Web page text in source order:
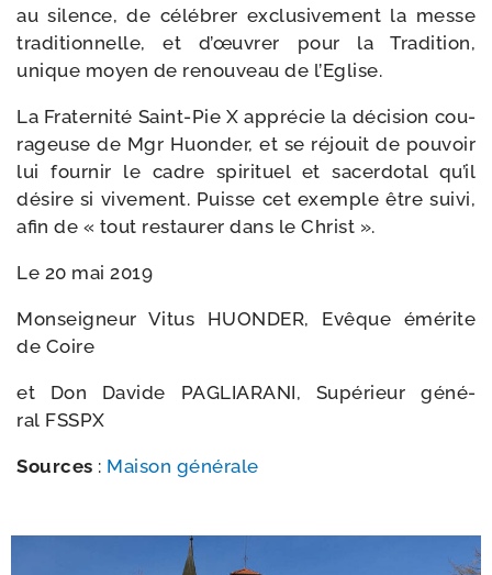
au silence, de célé­brer exclu­si­ve­ment la messe
tra­di­tion­nelle, et d’œuvrer pour la Tradition,
unique moyen de renou­veau de l’Eglise.
La Fraternité Saint-​Pie X appré­cie la déci­sion cou­
ra­geuse de Mgr Huonder, et se réjouit de pou­voir
lui four­nir le cadre spi­ri­tuel et sacer­do­tal qu’il
désire si vive­ment. Puisse cet exemple être sui­vi,
afin de « tout res­tau­rer dans le Christ ».
Le 20 mai 2019
Monseigneur Vitus HUONDER, Evêque émé­rite
de Coire
et Don Davide PAGLIARANI, Supérieur géné­
ral FSSPX
Sources : Maison géné­rale